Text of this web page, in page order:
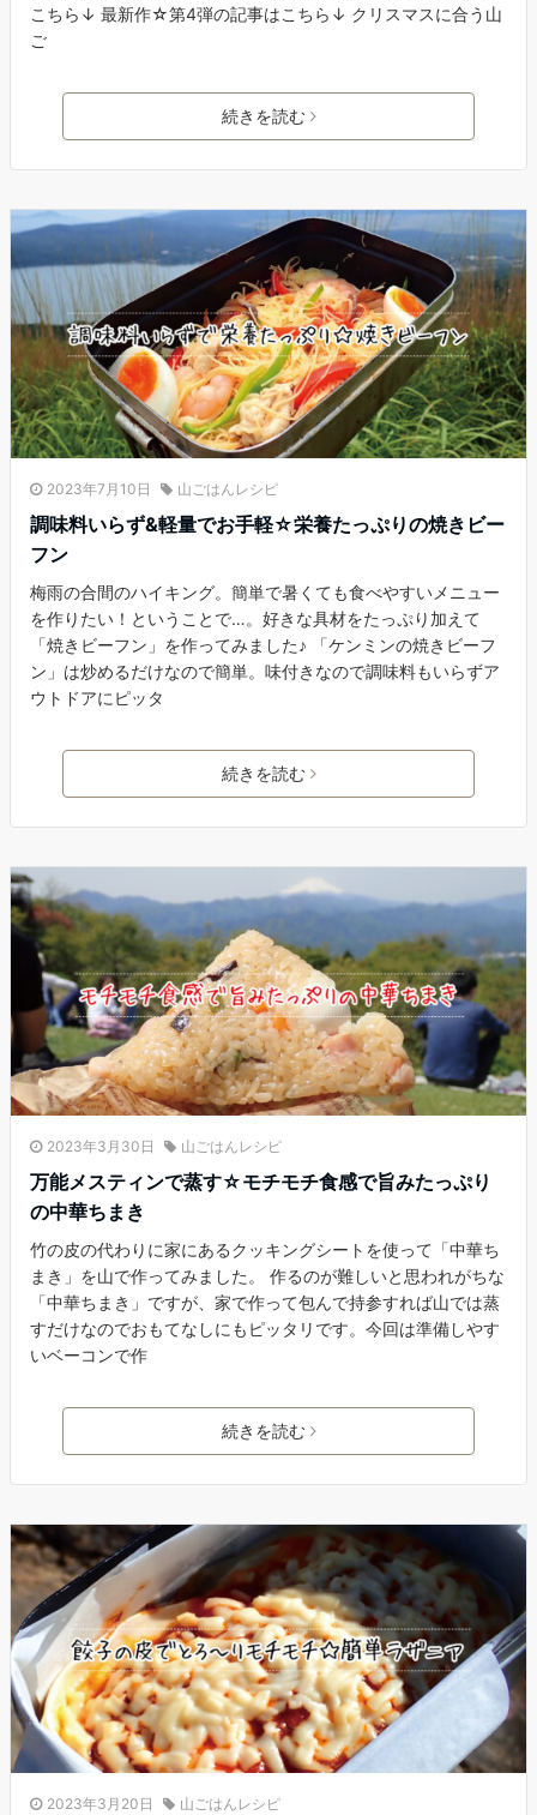
こちら↓ 最新作☆第4弾の記事はこちら↓ クリスマスに合う山
ご
続きを読む
2023年7月10日 山ごはんレシピ
調味料いらず&軽量でお手軽☆栄養たっぷりの焼きビー
フン
梅雨の合間のハイキング。簡単で暑くても食べやすいメニュー
を作りたい！ということで…。好きな具材をたっぷり加えて
「焼きビーフン」を作ってみました♪ 「ケンミンの焼きビーフ
ン」は炒めるだけなので簡単。味付きなので調味料もいらずア
ウトドアにピッタ
続きを読む
2023年3月30日 山ごはんレシピ
万能メスティンで蒸す☆モチモチ食感で旨みたっぷり
の中華ちまき
竹の皮の代わりに家にあるクッキングシートを使って「中華ち
まき」を山で作ってみました。 作るのが難しいと思われがちな
「中華ちまき」ですが、家で作って包んで持参すれば山では蒸
すだけなのでおもてなしにもピッタリです。今回は準備しやす
いベーコンで作
続きを読む
2023年3月20日 山ごはんレシピ